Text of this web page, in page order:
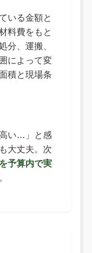
いる金額と
料費をもと
分、運搬、
によって変
積と現場条
い…」と感
大丈夫。次
予算内で実